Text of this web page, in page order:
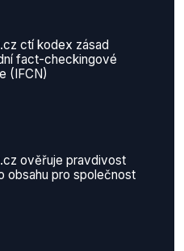
ctí kodex zásad
fact-checkingové
(IFCN)
ověřuje pravdivost
obsahu pro společnost